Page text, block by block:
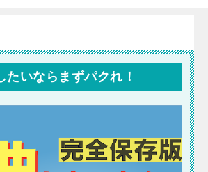
たいならまずパクれ！